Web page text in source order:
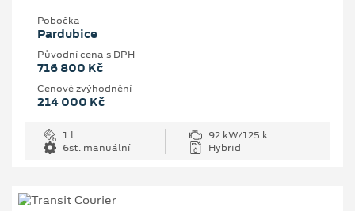
Pobočka
Pardubice
Původní cena s DPH
716 800 Kč
Cenové zvýhodnění
214 000 Kč
1 l
92 kW/125 k
6st. manuální
Hybrid